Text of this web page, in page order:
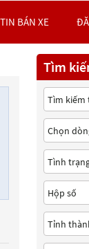
BÁN XE
Tìm